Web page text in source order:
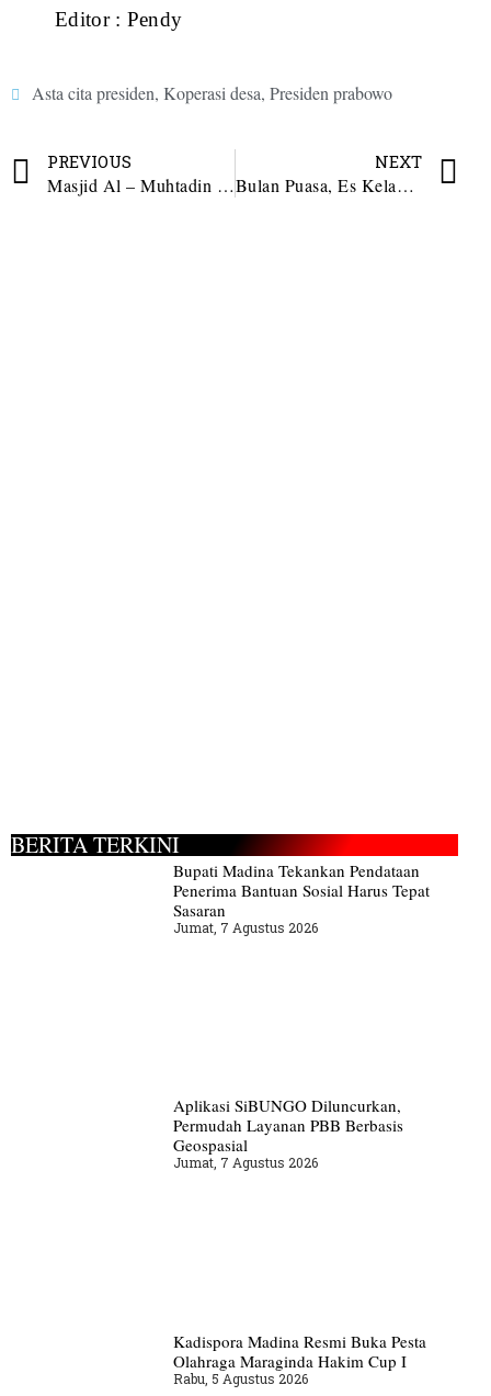
Editor : Pendy
Asta cita presiden, Koperasi desa, Presiden prabowo
PREVIOUS
Masjid Al – Muhtadin Jambur Tarutung, Jadi Tempat Singgah Saat Perjalanan
NEXT
Bulan Puasa, Es Kelapa Fahmi – Fahri Laris Manis
BERITA TERKINI
Bupati Madina Tekankan Pendataan
Penerima Bantuan Sosial Harus Tepat
Sasaran
Jumat, 7 Agustus 2026
Aplikasi SiBUNGO Diluncurkan,
Permudah Layanan PBB Berbasis
Geospasial
Jumat, 7 Agustus 2026
Kadispora Madina Resmi Buka Pesta
Olahraga Maraginda Hakim Cup I
Rabu, 5 Agustus 2026